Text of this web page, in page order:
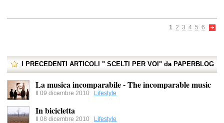
1 2 3 4 5 6
I PRECEDENTI ARTICOLI " SCELTI PER VOI" da PAPERBLOG
La musica incomparabile - The incomparable music
Il 09 dicembre 2010 Lifestyle
In bicicletta
Il 08 dicembre 2010 Lifestyle